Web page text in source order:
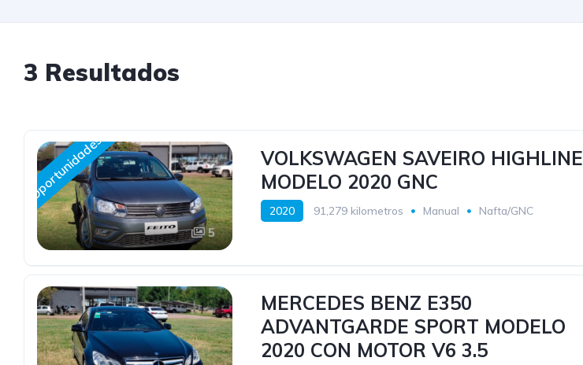
3 Resultados
Oportunidades
5
VOLKSWAGEN SAVEIRO HIGHLINE
MODELO 2020 GNC
2020 91,279 kilometros Manual Nafta/GNC
MERCEDES BENZ E350
ADVANTGARDE SPORT MODELO
2020 CON MOTOR V6 3.5